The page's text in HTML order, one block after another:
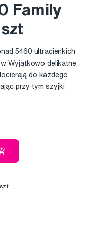
Family
5460 ultracienkich
Wyjątkowo delikatne
do każdego
przy tym szyjki